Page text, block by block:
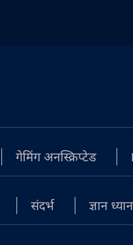
गेमिंग अनस्क्रिप्टेड
संदर्भ ज्ञान ध्यान